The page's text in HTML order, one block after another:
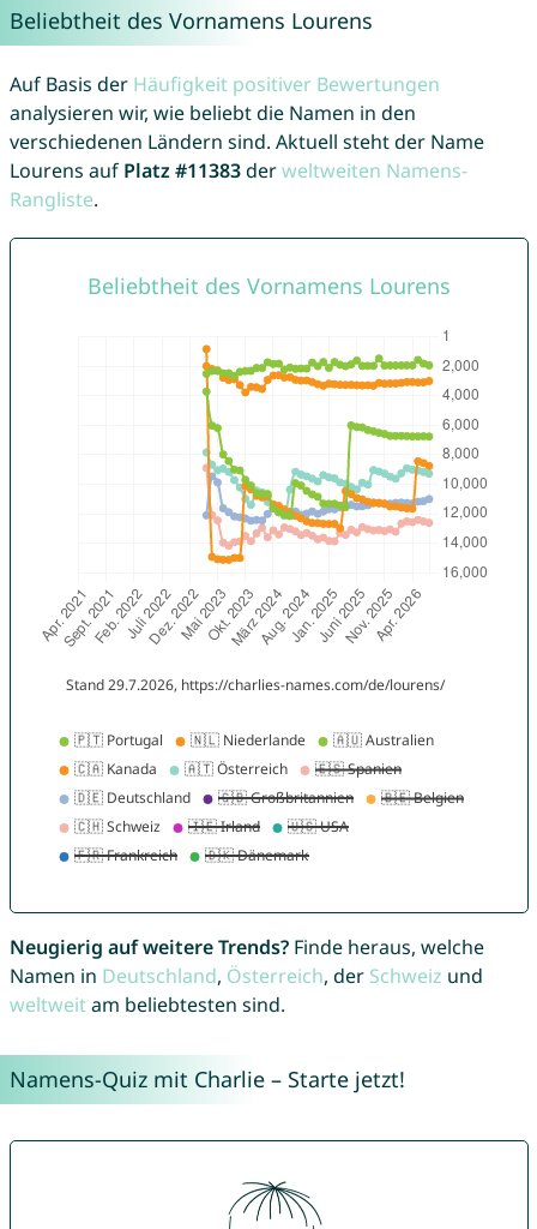
Beliebtheit des Vornamens Lourens
Auf Basis der Häufigkeit positiver Bewertungen
analysieren wir, wie beliebt die Namen in den
verschiedenen Ländern sind. Aktuell steht der Name
Lourens auf Platz #11383derweltweiten Namens-
Rangliste.
Neugierig auf weitere Trends?Finde heraus, welche
Namen in Deutschland, Österreich, der Schweiz und
weltweitam beliebtesten sind.
Namens-Quiz mit Charlie – Starte jetzt!